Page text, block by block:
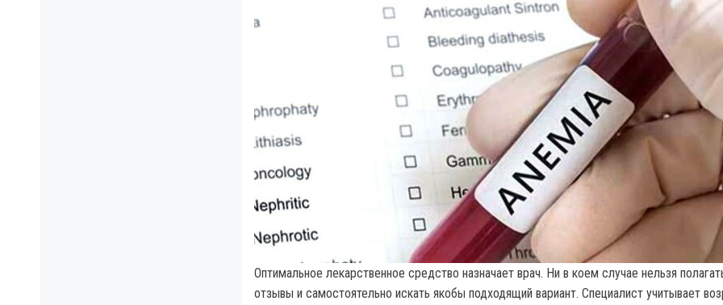
Оптимальное лекарственное средство назначает врач. Ни в коем случае нельзя
отзывы и самостоятельно искать якобы подходящий вариант. Специалист учитывает